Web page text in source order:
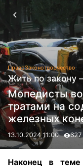
ПравоЗаконотворчество
Жить по закону
Мопедисты
тратами на
железных
13.10.2024 11:00 627
Наконец в теме